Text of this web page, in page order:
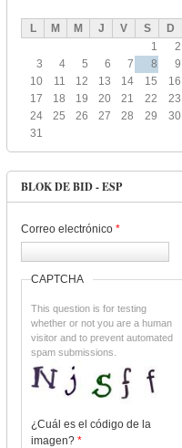
L M M J V S
D
1
2
3
4 5 6 7 8
9
10
11 12 13 14 15
16
17
18 19 20 21 22
23
24
25 26 27 28 29
30
31
BLOK DE BID - ESP
Correo electrónico *
CAPTCHA
This question is for testing
whether or not you are a human
visitor and to prevent automated
spam submissions.
¿Cuál es el código de la
imagen? *